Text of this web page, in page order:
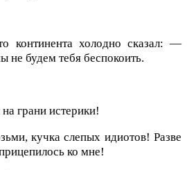
континента холодно сказал: —
не будем тебя беспокоить.
грани истерики!
кучка слепых идиотов! Разве
ко мне!